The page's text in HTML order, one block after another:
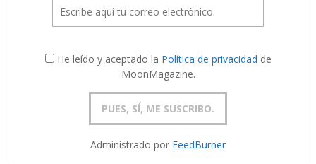
He leído y aceptado la Política de privacidad de
MoonMagazine.
Administrado por FeedBurner